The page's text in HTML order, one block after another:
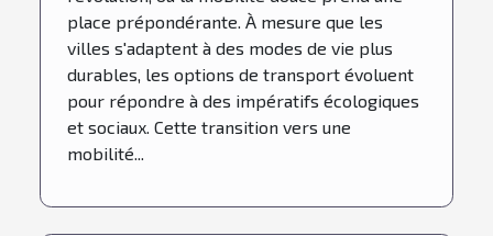
place prépondérante. À mesure que les
villes s'adaptent à des modes de vie plus
durables, les options de transport évoluent
pour répondre à des impératifs écologiques
et sociaux. Cette transition vers une
mobilité...